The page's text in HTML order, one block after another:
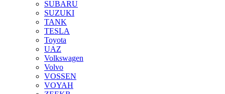
SUBARU
SUZUKI
TANK
TESLA
Toyota
UAZ
Volkswagen
Volvo
VOSSEN
VOYAH